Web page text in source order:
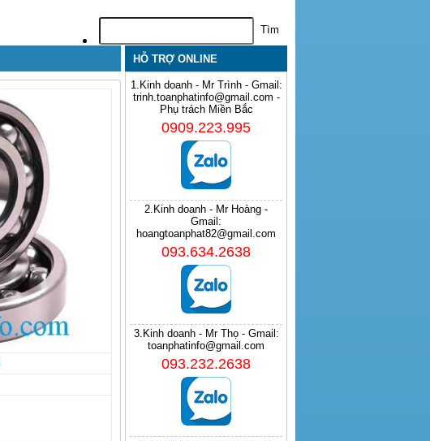
HỖ TRỢ ONLINE
1.Kinh doanh - Mr Trình - Gmail:
trinh.toanphatinfo@gmail.com -
Phụ trách Miền Bắc
0909.223.995
2.Kinh doanh - Mr Hoàng -
Gmail:
hoangtoanphat82@gmail.com
093.634.2638
3.Kinh doanh - Mr Thọ - Gmail:
toanphatinfo@gmail.com
093.232.2638